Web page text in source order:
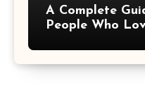
A Complete
People Who